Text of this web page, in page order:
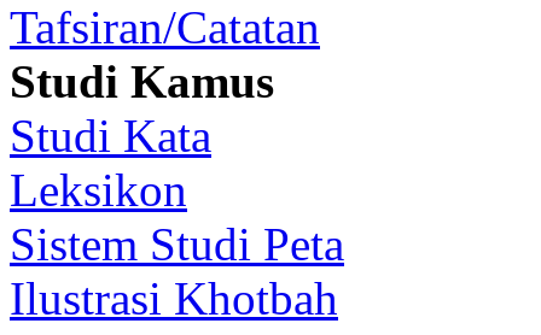
Tafsiran/Catatan
Studi Kamus
Studi Kata
Leksikon
Sistem Studi Peta
Ilustrasi Khotbah